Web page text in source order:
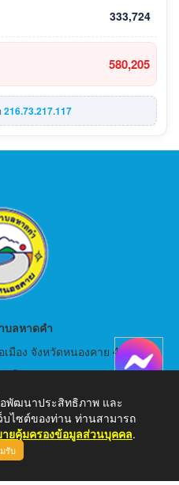
333,724
580,205
216.73.217.117
บลหาดคำ
มือง จังหวัดหนองคาย 43000
อพัฒนาประสิทธิภาพ และ
ไซต์ของท่าน ท่านสามารถ
ยคุ้มครองข้อมูลส่วนบุคคล.
รับ